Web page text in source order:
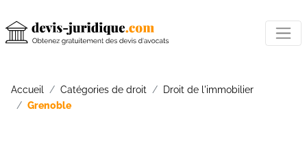
Accueil Catégories de droit
Droit de l'immobilier
Grenoble